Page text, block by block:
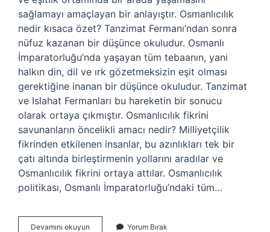
sağlamayı amaçlayan bir anlayıştır. Osmanlıcılık
nedir kısaca özet? Tanzimat Fermanı’ndan sonra
nüfuz kazanan bir düşünce okuludur. Osmanlı
İmparatorluğu’nda yaşayan tüm tebaanın, yani
halkın din, dil ve ırk gözetmeksizin eşit olması
gerektiğine inanan bir düşünce okuludur. Tanzimat
ve Islahat Fermanları bu hareketin bir sonucu
olarak ortaya çıkmıştır. Osmanlıcılık fikrini
savunanların öncelikli amacı nedir? Milliyetçilik
fikrinden etkilenen insanlar, bu azınlıkları tek bir
çatı altında birleştirmenin yollarını aradılar ve
Osmanlıcılık fikrini ortaya attılar. Osmanlıcılık
politikası, Osmanlı İmparatorluğu’ndaki tüm…
Devamını okuyun OsmanlıcılıkYorum Bırak